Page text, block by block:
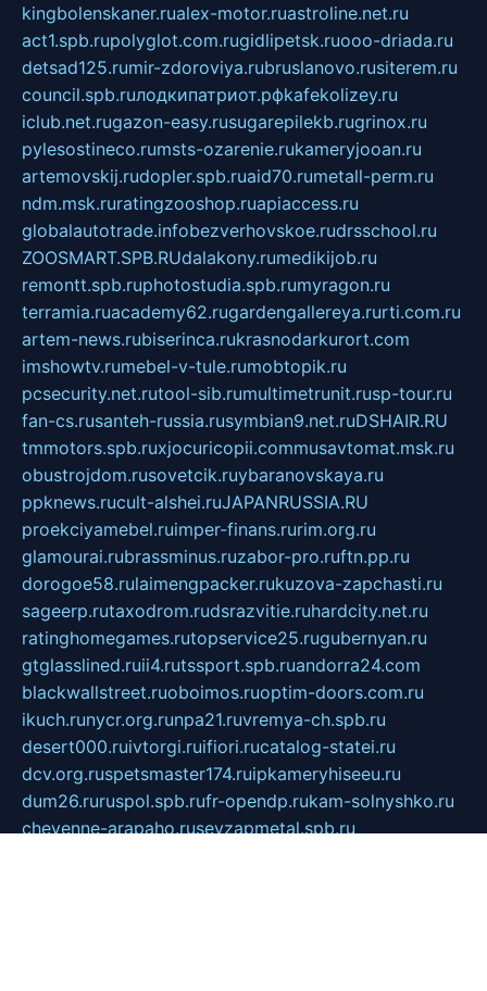
kingbolenskaner.rualex-motor.ruastroline.net.ru
act1.spb.rupolyglot.com.rugidlipetsk.ruooo-driada.ru
detsad125.rumir-zdoroviya.rubruslanovo.rusiterem.ru
council.spb.ruлодкипатриот.рфkafekolizey.ru
iclub.net.rugazon-easy.rusugarepilekb.rugrinox.ru
pylesostineco.rumsts-ozarenie.rukameryjooan.ru
artemovskij.rudopler.spb.ruaid70.rumetall-perm.ru
ndm.msk.ruratingzooshop.ruapiaccess.ru
globalautotrade.infobezverhovskoe.rudrsschool.ru
ZOOSMART.SPB.RUdalakony.rumedikijob.ru
remontt.spb.ruphotostudia.spb.rumyragon.ru
terramia.ruacademy62.rugardengallereya.rurti.com.ru
artem-news.rubiserinca.rukrasnodarkurort.com
imshowtv.rumebel-v-tule.rumobtopik.ru
pcsecurity.net.rutool-sib.rumultimetrunit.rusp-tour.ru
fan-cs.rusanteh-russia.rusymbian9.net.ruDSHAIR.RU
tmmotors.spb.ruxjocuricopii.commusavtomat.msk.ru
obustrojdom.rusovetcik.ruybaranovskaya.ru
ppknews.rucult-alshei.ruJAPANRUSSIA.RU
proekciyamebel.ruimper-finans.rurim.org.ru
glamourai.rubrassminus.ruzabor-pro.ruftn.pp.ru
dorogoe58.rulaimengpacker.rukuzova-zapchasti.ru
sageerp.rutaxodrom.rudsrazvitie.ruhardcity.net.ru
ratinghomegames.rutopservice25.rugubernyan.ru
gtglasslined.ruii4.rutssport.spb.ruandorra24.com
blackwallstreet.ruoboimos.ruoptim-doors.com.ru
ikuch.runycr.org.runpa21.ruvremya-ch.spb.ru
desert000.ruivtorgi.ruifiori.rucatalog-statei.ru
dcv.org.ruspetsmaster174.ruipkameryhiseeu.ru
dum26.ruruspol.spb.rufr-opendp.rukam-solnyshko.ru
cheyenne-arapaho.rusevzapmetal.spb.ru